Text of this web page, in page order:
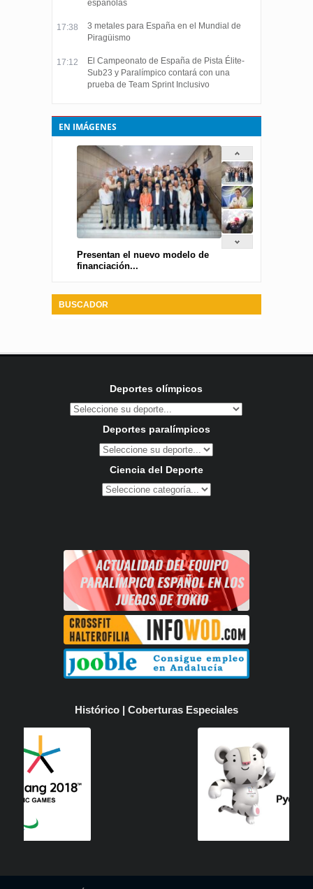
españolas
17:38
3 metales para España en el Mundial de
Piragüismo
17:12
El Campeonato de España de Pista Élite-
Sub23 y Paralímpico contará con una
prueba de Team Sprint Inclusivo
EN IMÁGENES
Presentan el nuevo modelo de
financiación...
BUSCADOR
Deportes olímpicos
Deportes paralímpicos
Ciencia del Deporte
Histórico | Coberturas Especiales